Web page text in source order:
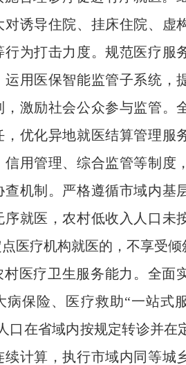
对诱导住院、挂床住院、虚
行为打击力度。规范医疗服
运用医保智能监管子系统，
，激励社会公众参与监管。
，优化异地就医结算管理服
信用管理、综合监管等制度
查机制。严格遵循市域内基
序就医，农村低收入人口未
医疗机构就医的，不享受
村医疗卫生服务能力。全面
病保险、医疗救助“一站式
口在省域内按规定转诊并在
续计算，执行市域内同等城